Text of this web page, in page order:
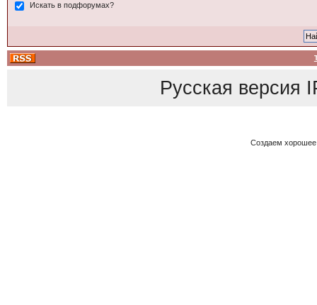
Искать в подфорумах?
Русская версия
Создаем